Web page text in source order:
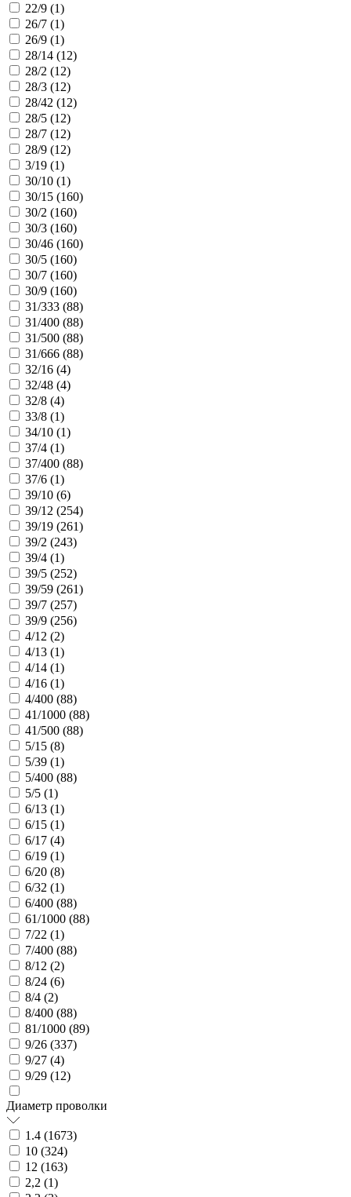
22/9 (1)
26/7 (1)
26/9 (1)
28/14 (12)
28/2 (12)
28/3 (12)
28/42 (12)
28/5 (12)
28/7 (12)
28/9 (12)
3/19 (1)
30/10 (1)
30/15 (160)
30/2 (160)
30/3 (160)
30/46 (160)
30/5 (160)
30/7 (160)
30/9 (160)
31/333 (88)
31/400 (88)
31/500 (88)
31/666 (88)
32/16 (4)
32/48 (4)
32/8 (4)
33/8 (1)
34/10 (1)
37/4 (1)
37/400 (88)
37/6 (1)
39/10 (6)
39/12 (254)
39/19 (261)
39/2 (243)
39/4 (1)
39/5 (252)
39/59 (261)
39/7 (257)
39/9 (256)
4/12 (2)
4/13 (1)
4/14 (1)
4/16 (1)
4/400 (88)
41/1000 (88)
41/500 (88)
5/15 (8)
5/39 (1)
5/400 (88)
5/5 (1)
6/13 (1)
6/15 (1)
6/17 (4)
6/19 (1)
6/20 (8)
6/32 (1)
6/400 (88)
61/1000 (88)
7/22 (1)
7/400 (88)
8/12 (2)
8/24 (6)
8/4 (2)
8/400 (88)
81/1000 (89)
9/26 (337)
9/27 (4)
9/29 (12)
Диаметр проволки
1.4 (1673)
10 (324)
12 (163)
2,2 (1)